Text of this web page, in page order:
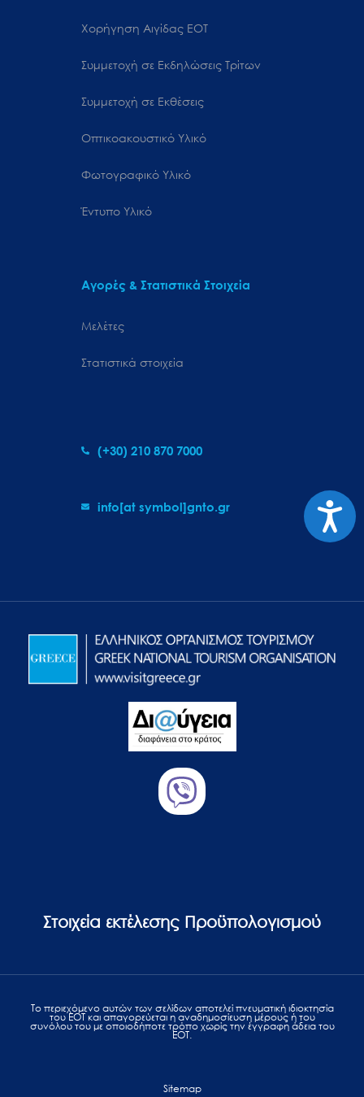
Χορήγηση Αιγίδας ΕΟΤ
Συμμετοχή σε Εκδηλώσεις Τρίτων
Συμμετοχή σε Εκθέσεις
Οπτικοακουστικό Υλικό
Φωτογραφικό Υλικό
Έντυπο Υλικό
Αγορές & Στατιστικά Στοιχεία
Μελέτες
Στατιστικά στοιχεία
(+30) 210 870 7000
info[at symbol]gnto.gr
Στοιχεία εκτέλεσης Προϋπολογισμού
Το περιεχόμενο αυτών των σελίδων αποτελεί πvευματική ιδιοκτησία
του ΕΟΤ και απαγορεύεται η αναδημοσίευση μέρους ή του
συνόλου του με οποιοδήποτε τρόπο χωρίς την έγγραφη άδεια του
ΕΟΤ.
Sitemap